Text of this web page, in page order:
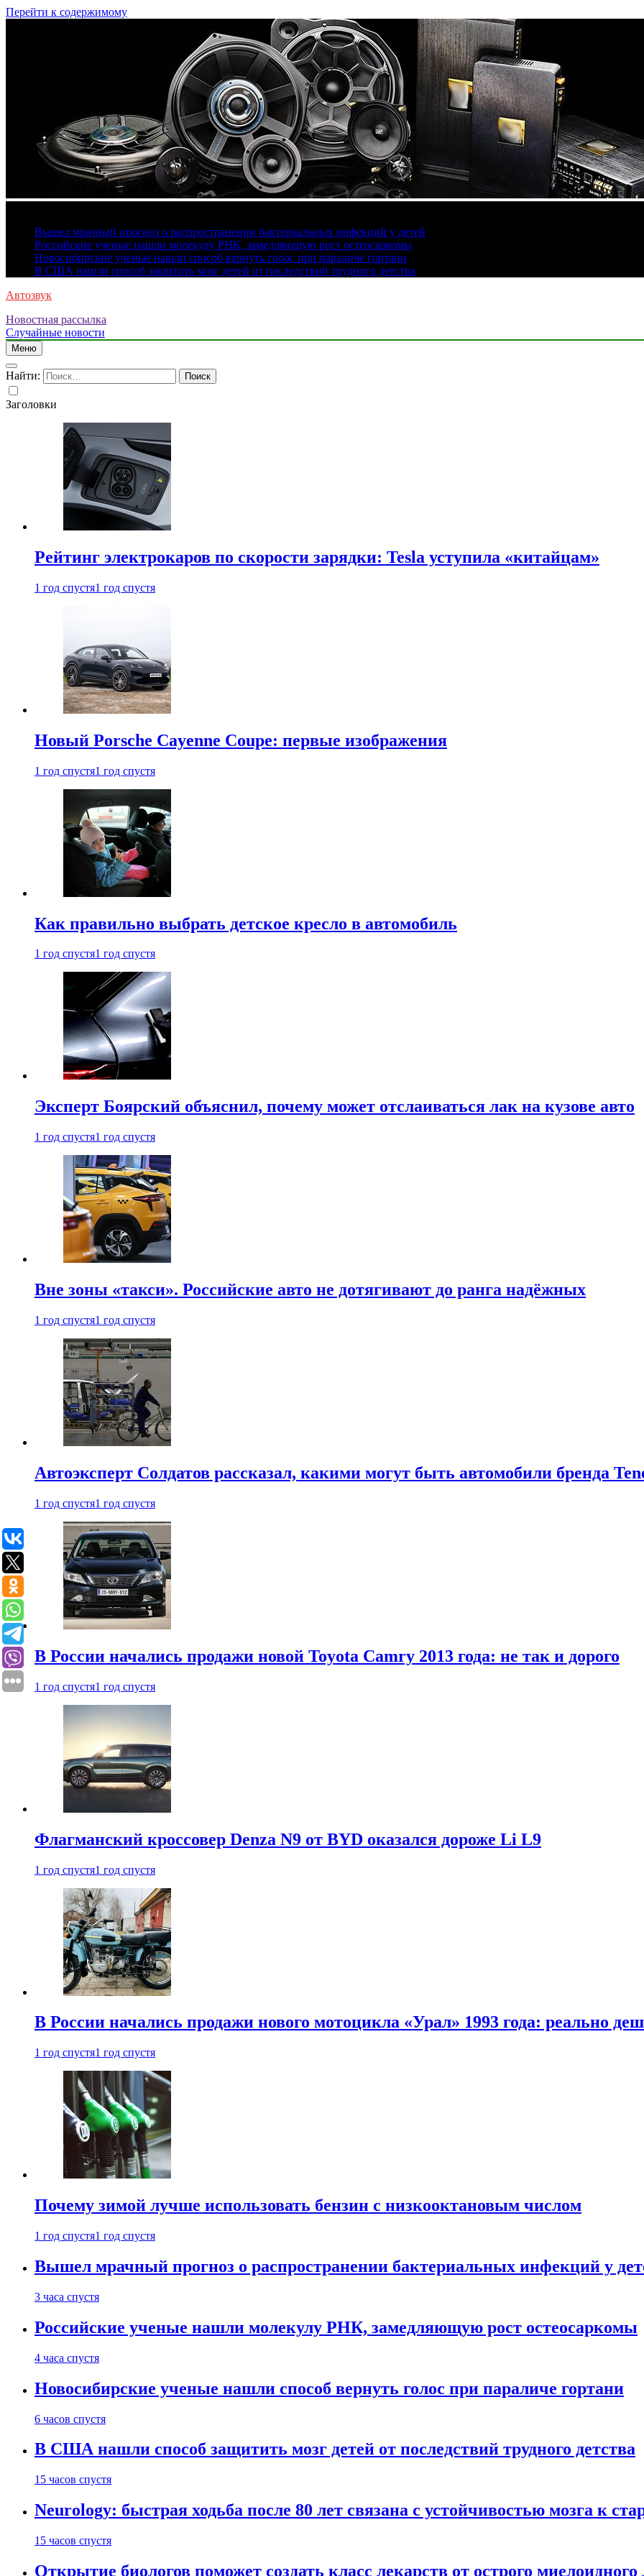
Перейти к содержимому
Вышел мрачный прогноз о распространении бактериальных инфекций у детей
Российские ученые нашли молекулу РНК, замедляющую рост остеосаркомы
Новосибирские ученые нашли способ вернуть голос при параличе гортани
В США нашли способ защитить мозг детей от последствий трудного детства
Автозвук
Новостная рассылка
Случайные новости
Меню
Найти:
Заголовки
Рейтинг электрокаров по скорости зарядки: Tesla уступила «китайцам»
1 год спустя1 год спустя
Новый Porsche Cayenne Coupe: первые изображения
1 год спустя1 год спустя
Как правильно выбрать детское кресло в автомобиль
1 год спустя1 год спустя
Эксперт Боярский объяснил, почему может отслаиваться лак на кузове авто
1 год спустя1 год спустя
Вне зоны «такси». Российские авто не дотягивают до ранга надёжных
1 год спустя1 год спустя
Автоэксперт Солдатов рассказал, какими могут быть автомобили бренда
1 год спустя1 год спустя
В России начались продажи новой Toyota Camry 2013 года: не так и дорого
1 год спустя1 год спустя
Флагманский кроссовер Denza N9 от BYD оказался дороже Li L9
1 год спустя1 год спустя
В России начались продажи нового мотоцикла «Урал» 1993 года: реально
1 год спустя1 год спустя
Почему зимой лучше использовать бензин с низкооктановым числом
1 год спустя1 год спустя
Вышел мрачный прогноз о распространении бактериальных инфекций у
3 часа спустя
Российские ученые нашли молекулу РНК, замедляющую рост остеосаркомы
4 часа спустя
Новосибирские ученые нашли способ вернуть голос при параличе гортани
6 часов спустя
В США нашли способ защитить мозг детей от последствий трудного детства
15 часов спустя
Neurology: быстрая ходьба после 80 лет связана с устойчивостью мозга к
15 часов спустя
Открытие биологов поможет создать класс лекарств от острого миелоидного